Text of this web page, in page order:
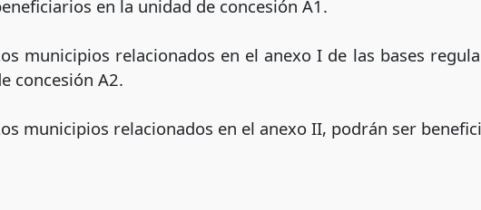
en la unidad de concesión A1.
municipios relacionados en el anexo I de las bases
concesión A2.
municipios relacionados en el anexo II, podrán ser